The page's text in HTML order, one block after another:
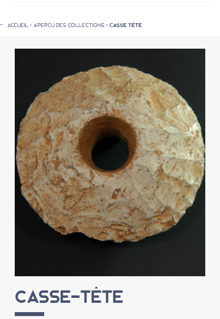
d'Ariane
ACCUEIL APERÇU DES COLLECTIONS CASSE TÊTE
CASSE-TÊTE